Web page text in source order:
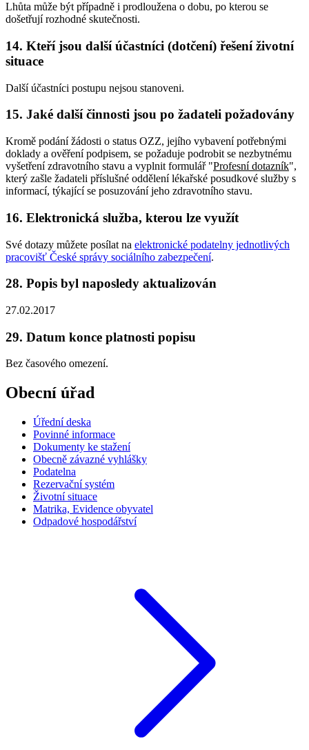
Lhůta může být případně i prodloužena o dobu, po kterou se
došetřují rozhodné skutečnosti.
14. Kteří jsou další účastníci (dotčení) řešení životní
situace
Další účastníci postupu nejsou stanoveni.
15. Jaké další činnosti jsou po žadateli požadovány
Kromě podání žádosti o status OZZ, jejího vybavení potřebnými
doklady a ověření podpisem, se požaduje podrobit se nezbytnému
vyšetření zdravotního stavu a vyplnit formulář "Profesní dotazník",
který zašle žadateli příslušné oddělení lékařské posudkové služby s
informací, týkající se posuzování jeho zdravotního stavu.
16. Elektronická služba, kterou lze využít
Své dotazy můžete posílat na elektronické podatelny jednotlivých
pracovišť České správy sociálního zabezpečení.
28. Popis byl naposledy aktualizován
27.02.2017
29. Datum konce platnosti popisu
Bez časového omezení.
Obecní úřad
Úřední deska
Povinné informace
Dokumenty ke stažení
Obecně závazné vyhlášky
Podatelna
Rezervační systém
Životní situace
Matrika, Evidence obyvatel
Odpadové hospodářství